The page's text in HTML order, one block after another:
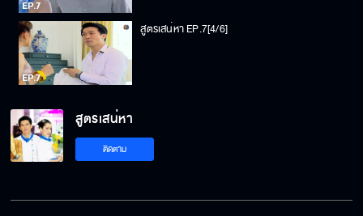
สูตรเสน่หา EP.7[4/6]
สูตรเสน่หา
ติดตาม